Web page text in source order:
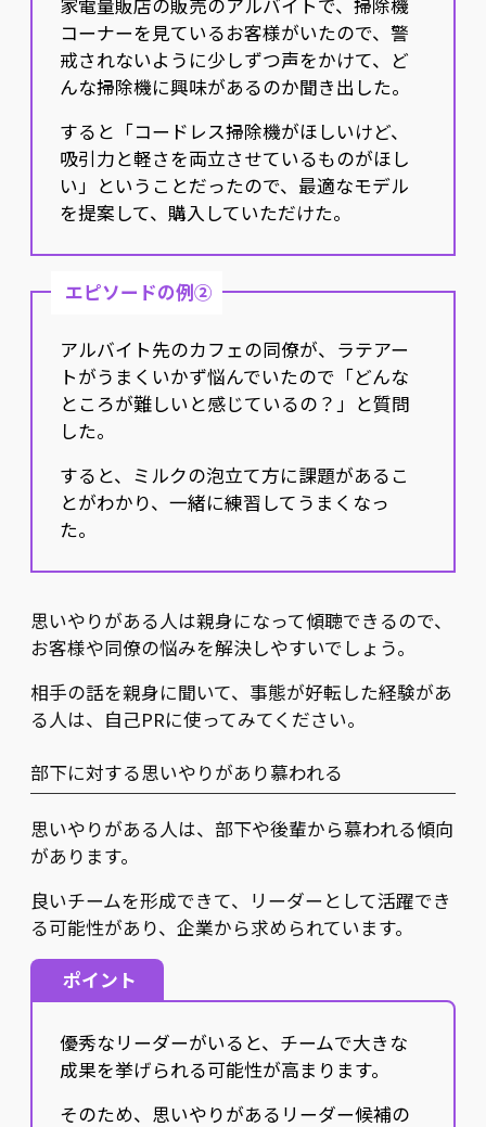
家電量販店の販売のアルバイトで、掃除機
コーナーを見ているお客様がいたので、警
戒されないように少しずつ声をかけて、ど
んな掃除機に興味があるのか聞き出した。
すると「コードレス掃除機がほしいけど、
吸引力と軽さを両立させているものがほし
い」ということだったので、最適なモデル
を提案して、購入していただけた。
エピソードの例②
アルバイト先のカフェの同僚が、ラテアー
トがうまくいかず悩んでいたので「どんな
ところが難しいと感じているの？」と質問
した。
すると、ミルクの泡立て方に課題があるこ
とがわかり、一緒に練習してうまくなっ
た。
思いやりがある人は親身になって傾聴できるので、
お客様や同僚の悩みを解決しやすいでしょう。
相手の話を親身に聞いて、事態が好転した経験があ
る人は、自己PRに使ってみてください。
部下に対する思いやりがあり慕われる
思いやりがある人は、部下や後輩から慕われる傾向
があります。
良いチームを形成できて、リーダーとして活躍でき
る可能性があり、企業から求められています。
ポイント
優秀なリーダーがいると、チームで大きな
成果を挙げられる可能性が高まります。
そのため、思いやりがあるリーダー候補の